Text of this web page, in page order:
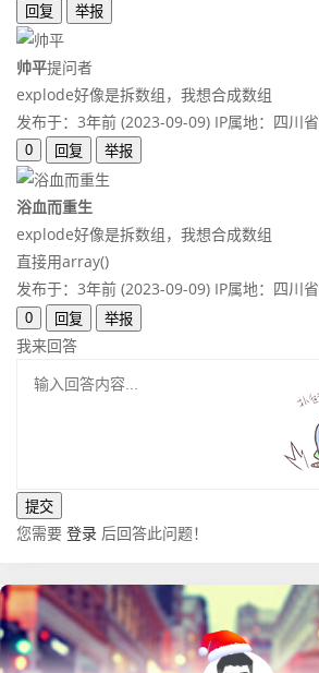
回复
举报
帅平提问者
explode好像是拆数组，我想合成数组
发布于：3年前 (2023-09-09) IP属地：四川省
0 回复 举报
浴血而重生
explode好像是拆数组，我想合成数组
直接用array()
发布于：3年前 (2023-09-09) IP属地：四川省
0 回复 举报
我来回答
您需要 登录 后回答此问题！